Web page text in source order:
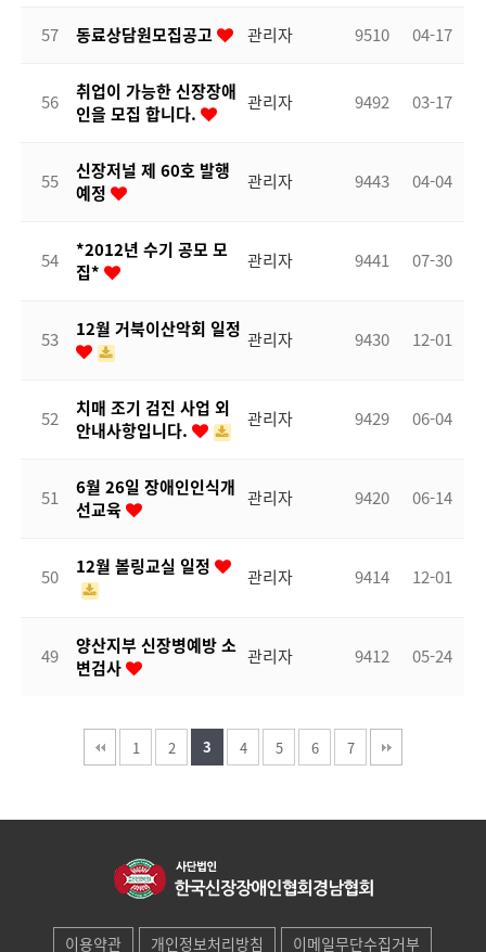
57 동료상담원모집공고 관리자 9510 04-17
56
취업이 가능한 신장장애
인을 모집 합니다.
관리자 9492 03-17
55
신장저널 제 60호 발행
예정
관리자 9443 04-04
54
*2012년 수기 공모 모
집*
관리자 9441 07-30
53 12월 거북이산악회 일정 관리자 9430 12-01
52
치매 조기 검진 사업 외
안내사항입니다.
관리자 9429 06-04
51
6월 26일 장애인인식개
선교육
관리자 9420 06-14
50 12월 볼링교실 일정 관리자 9414 12-01
49
양산지부 신장병예방 소
변검사
관리자 9412 05-24
1 2 3 4 5 6 7
이용약관 개인정보처리방침 이메일무단수집거부